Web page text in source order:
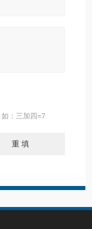
：三加四=7